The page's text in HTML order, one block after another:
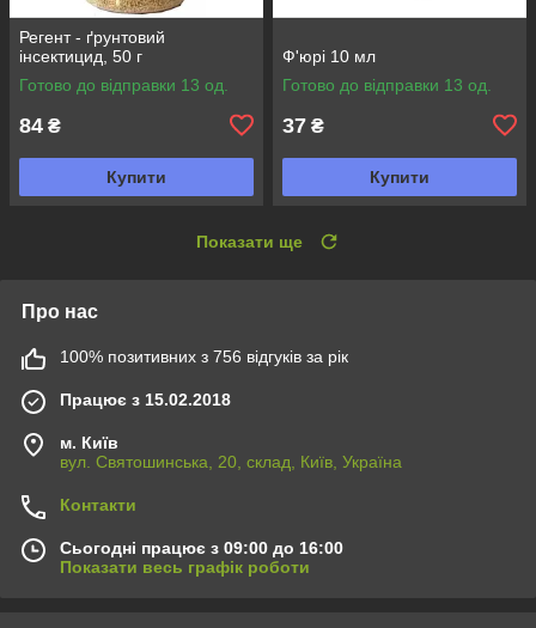
Регент - ґрунтовий
інсектицид, 50 г
Готово до відправки 13 од.
84 ₴
Купити
Ф'юрі 10 мл
Готово до відправки 13 од.
37 ₴
Купити
Показати ще
Про нас
100% позитивних з 756 відгуків за рік
Працює з 15.02.2018
м. Київ
вул. Святошинська, 20, склад, Київ, Україна
Контакти
Сьогодні працює з 09:00 до 16:00
Показати весь графік роботи